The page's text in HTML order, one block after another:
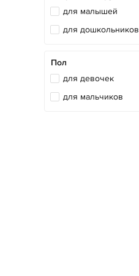
для малышей
для дошкольников
Пол
для девочек
для мальчиков